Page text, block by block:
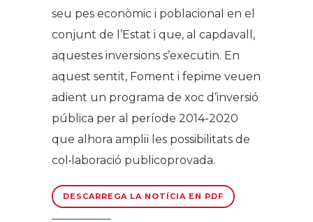
seu pes econòmic i poblacional en el
conjunt de l’Estat i que, al capdavall,
aquestes inversions s’executin. En
aquest sentit, Foment i fepime veuen
adient un programa de xoc d’inversió
pública per al període 2014-2020
que alhora ampliï les possibilitats de
col•laboració publicoprovada.
DESCARREGA LA NOTÍCIA EN PDF